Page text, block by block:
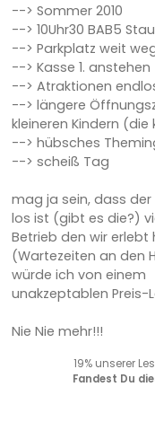
--> Sommer 2010
--> 10Uhr30 BAB5 Stau
--> Parkplatz weit
--> Kasse 1. anstehen
--> Atraktionen
--> längere
kleineren Kindern
--> hübsches
--> scheiß Tag
mag ja sein, dass
los ist (gibt es die?)
Betrieb den wir erlebt
(Wartezeiten an den
würde ich von einem
unakzeptablen Preis-
Nie Nie mehr!!!
19% unserer
Fandest Du